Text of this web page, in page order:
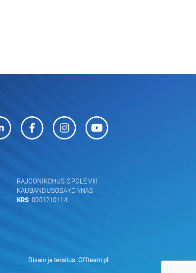
RAJOONIKOHUS OPOLE VIII
KAUBANDUSOSAKONNAS
KRS: 0001210114
Disain ja teostus:Offteam.pl